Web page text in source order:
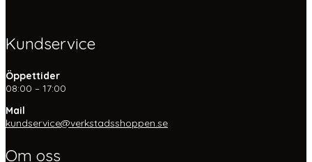
Kundservice
Öppettider
08:00 – 17:00
Mail
kundservice@verkstadsshoppen.se
Om oss